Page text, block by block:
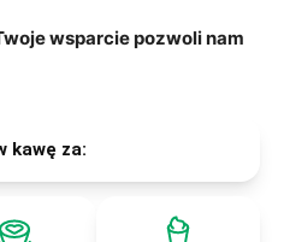
wsparcie pozwoli nam
kawę za: